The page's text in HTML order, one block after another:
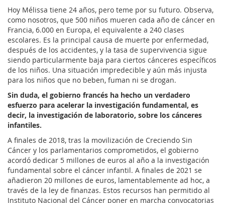
Hoy Mélissa tiene 24 años, pero teme por su futuro. Observa,
como nosotros, que 500 niños mueren cada año de cáncer en
Francia, 6.000 en Europa, el equivalente a 240 clases
escolares. Es la principal causa de muerte por enfermedad,
después de los accidentes, y la tasa de supervivencia sigue
siendo particularmente baja para ciertos cánceres específicos
de los niños. Una situación impredecible y aún más injusta
para los niños que no beben, fuman ni se drogan.
Sin duda, el gobierno francés ha hecho un verdadero
esfuerzo para acelerar la investigación fundamental, es
decir, la investigación de laboratorio, sobre los cánceres
infantiles.
A finales de 2018, tras la movilización de Creciendo Sin
Cáncer y los parlamentarios comprometidos, el gobierno
acordó dedicar 5 millones de euros al año a la investigación
fundamental sobre el cáncer infantil. A finales de 2021 se
añadieron 20 millones de euros, lamentablemente ad hoc, a
través de la ley de finanzas. Estos recursos han permitido al
Instituto Nacional del Cáncer poner en marcha convocatorias